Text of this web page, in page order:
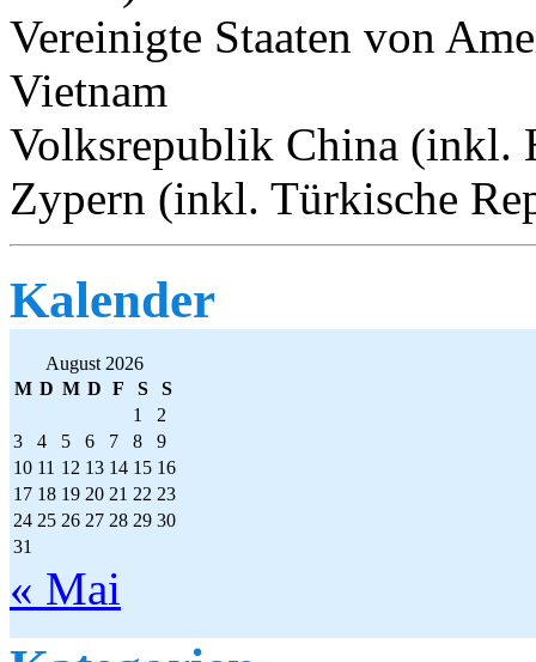
Vereinigte Staaten von
Vietnam
Volksrepublik China (inkl.
Zypern (inkl. Türkische
Kalender
August 2026
M D M D F S
S
1
2
3
4 5 6 7 8
9
10 11 12 13 14 15 16
17 18 19 20 21 22 23
24 25 26 27 28 29 30
31
« Mai